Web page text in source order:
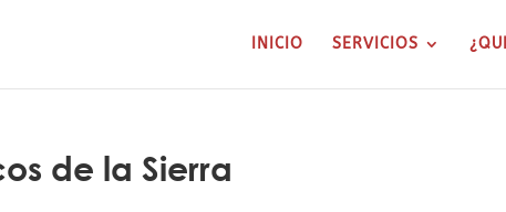
INICIO SERVICIOS
de la Sierra